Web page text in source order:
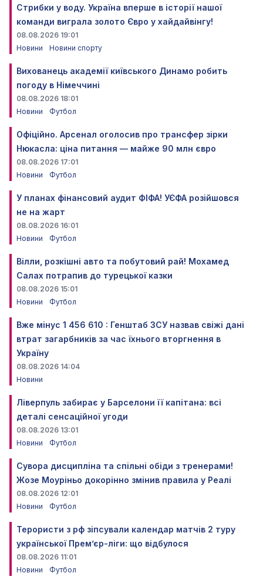
Стрибки у воду. Україна вперше в історії нашої
команди виграла золото Євро у хайдайвінгу!
08.08.2026 19:01
Новини
Новини спорту
Вихованець академії київського Динамо робить
погоду в Німеччині
08.08.2026 18:01
Новини
Футбол
Офіційно. Арсенал оголосив про трансфер зірки
Нюкасла: ціна питання — майже 90 млн євро
08.08.2026 17:01
Новини
Футбол
У планах фінансовий аудит ФІФА! УЄФА розійшовся
не на жарт
08.08.2026 16:01
Новини
Футбол
Вілли, розкішні авто та побутовий рай! Мохамед
Салах потрапив до турецької казки
08.08.2026 15:01
Новини
Футбол
Вже мінус 1 456 610 : Генштаб ЗСУ назвав свіжі дані
втрат загарбників за час їхнього вторгнення в
Україну
08.08.2026 14:04
Новини
Ліверпуль забирає у Барселони її капітана: всі
деталі сенсаційної угоди
08.08.2026 13:01
Новини
Футбол
Сувора дисципліна та спільні обіди з тренерами!
Жозе Моуріньо докорінно змінив правила у Реалі
08.08.2026 12:01
Новини
Футбол
Терористи з рф зіпсували календар матчів 2 туру
української Прем’єр-ліги: що відбулося
08.08.2026 11:01
Новини
Футбол